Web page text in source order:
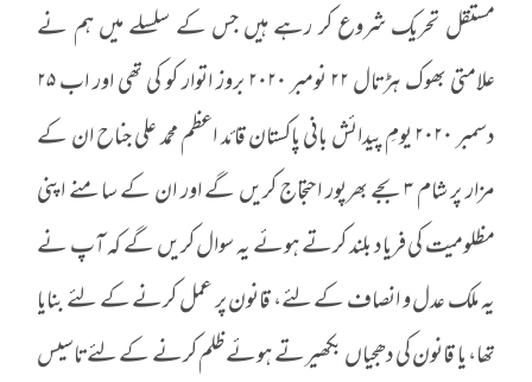
مستقل تحریک شروع کر رہے ہیں جس کے سلسلے میں ہم نے
علامتی بھوک ہڑتال ۲۲ نومبر ۲۰۲۰ بروز اتوار کو کی تھی اور اب ۲۵
دسمبر ۲۰۲۰ یومِ پیدائش بانی پاکستان قائد اعظم محمد علی جناح ان کے
مزار پر شام ۳ بجے بھرپور احتجاج کریں گے اور ان کے سامنے اپنی
مظلومیت کی فریاد بلند کرتے ہوئے یہ سوال کریں گے کہ آپ نے
یہ ملک عدل و انصاف کے لئے، قانون پر عمل کرنے کے لئے بنایا
تھا، یا قانون کی دھجیاں بکھیرتے ہوئے ظلم کرنے کے لئےتاسیس